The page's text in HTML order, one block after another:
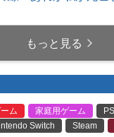
もっと見る
ム 家庭用ゲーム
Switch
Steam